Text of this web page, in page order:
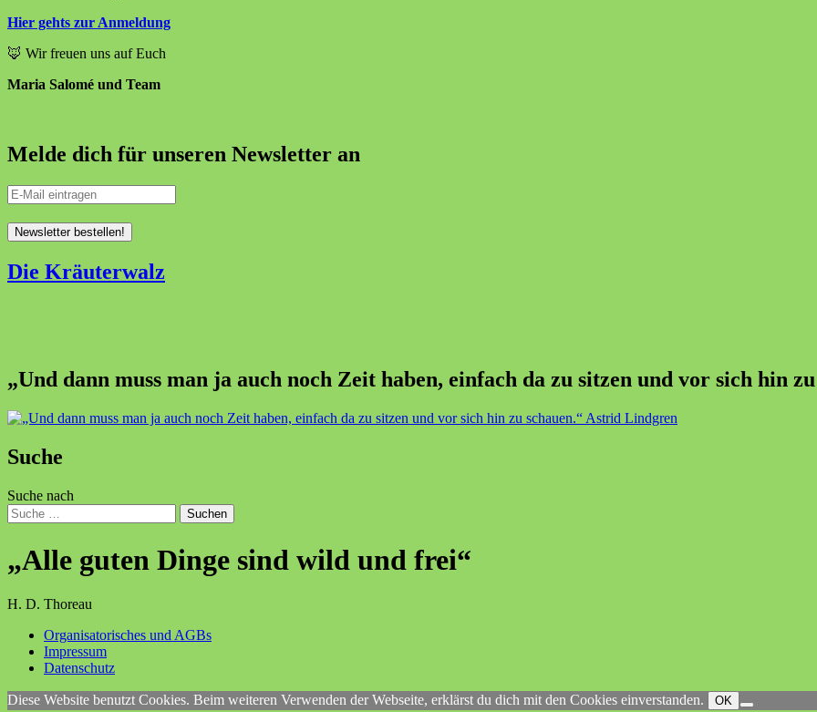
Hier gehts zur Anmeldung
🦊 Wir freuen uns auf Euch
Maria Salomé und Team
Melde dich für unseren Newsletter an
Die Kräuterwalz
„Und dann muss man ja auch noch Zeit haben, einfach da zu sitzen und vor sich hin
Suche
Suche nach
Suchen
„Alle guten Dinge sind wild und frei“
H. D. Thoreau
Organisatorisches und AGBs
Impressum
Datenschutz
Diese Website benutzt Cookies. Beim weiteren Verwenden der Webseite, erklärst du dich mit den Cookies einverstanden. OK